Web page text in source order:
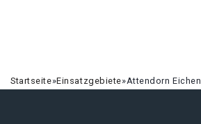
Startseite»Einsatzgebiete»Attendorn Eichen